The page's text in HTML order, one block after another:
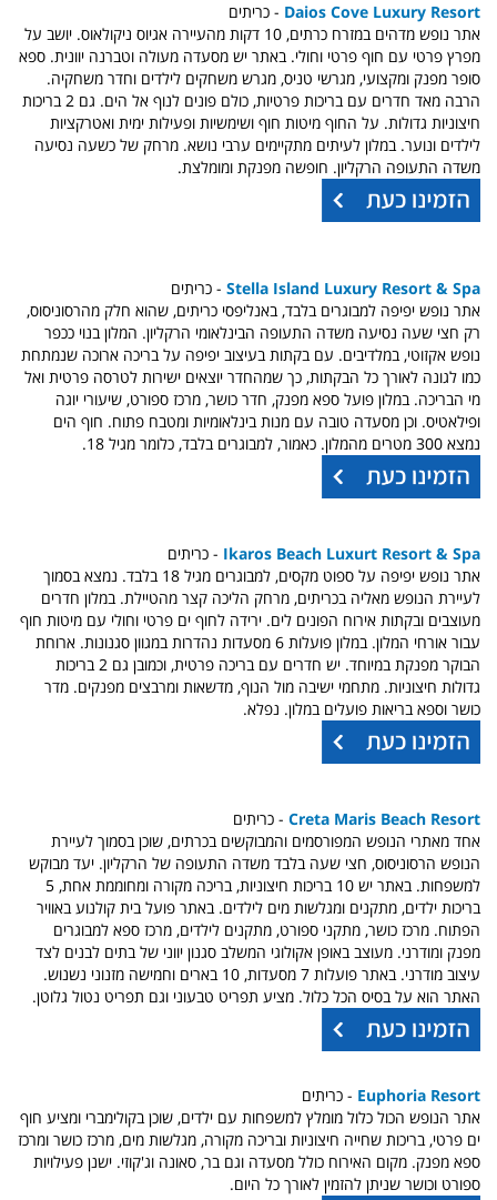
Daios Cove Luxury Resort - כריתים
אתר נופש מדהים במזרח כרתים, 10 דקות מהעיירה אגיוס ניקולאוס. יושב על
מפרץ פרטי עם חוף פרטי וחולי. באתר יש מסעדה מעולה וטברנה יוונית. ספא
סופר מפנק ומקצועי, מגרשי טניס, מגרש משחקים לילדים וחדר משחקיה.
הרבה מאד חדרים עם בריכות פרטיות, כולם פונים לנוף אל הים. גם 2 בריכות
חיצוניות גדולות. על החוף מיטות חוף ושימשיות ופעילות ימית ואטרקציות
לילדים ונוער. במלון לעיתים מתקיימים ערבי נושא. מרחק של כשעה נסיעה
משדה התעופה הרקליון. חופשה מפנקת ומומלצת.
Stella Island Luxury Resort & Spa - כריתים
אתר נופש יפיפה למבוגרים בלבד, באנליפסי כריתים, שהוא חלק מהרסוניסוס,
רק חצי שעה נסיעה משדה התעופה הבינלאומי הרקליון. המלון בנוי ככפר
נופש אקזוטי, במלדיבים. עם בקתות בעיצוב יפיפה על בריכה ארוכה שנמתחת
כמו לגונה לאורך כל הבקתות, כך שמהחדר יוצאים ישירות לטרסה פרטית ואל
מי הבריכה. במלון פועל ספא מפנק, חדר כושר, מרכז ספורט, שיעורי יוגה
ופילאטיס. וכן מסעדה טובה עם מנות בינלאומיות ומטבח פתוח. חוף הים
נמצא 300 מטרים מהמלון. כאמור, למבוגרים בלבד, כלומר מגיל 18.
Ikaros Beach Luxurt Resort & Spa - כריתים
אתר נופש יפיפה על ספוט מקסים, למבוגרים מגיל 18 בלבד. נמצא בסמוך
לעיירת הנופש מאליה בכריתים, מרחק הליכה קצר מהטיילת. במלון חדרים
מעוצבים ובקתות אירוח הפונים לים. ירידה לחוף ים פרטי וחולי עם מיטות חוף
עבור אורחי המלון. במלון פועלות 6 מסעדות נהדרות במגוון סגנונות. ארוחת
הבוקר מפנקת במיוחד. יש חדרים עם בריכה פרטית, וכמובן גם 2 בריכות
גדולות חיצוניות. מתחמי ישיבה מול הנוף, מדשאות ומרבצים מפנקים. מדר
כושר וספא בריאות פועלים במלון. נפלא.
Creta Maris Beach Resort - כריתים
אחד מאתרי הנופש המפורסמים והמבוקשים בכרתים, שוכן בסמוך לעיירת
הנופש הרסוניסוס, חצי שעה בלבד משדה התעופה של הרקליון. יעד מבוקש
למשפחות. באתר יש 10 בריכות חיצוניות, בריכה מקורה ומחוממת אחת, 5
בריכות ילדים, מתקנים ומגלשות מים לילדים. באתר פועל בית קולנוע באוויר
הפתוח. מרכז כושר, מתקני ספורט, מתקנים לילדים, מרכז ספא למבוגרים
מפנק ומודרני. מעוצב באופן אקולוגי המשלב סגנון יווני של בתים לבנים לצד
עיצוב מודרני. באתר פועלות 7 מסעדות, 10 בארים וחמישה מזנוני נשנוש.
האתר הוא על בסיס הכל כלול. מציע תפריט טבעוני וגם תפריט נטול גלוטן.
Euphoria Resort - כריתים
אתר הנופש הכול כלול מומלץ למשפחות עם ילדים, שוכן בקולימברי ומציע חוף
ים פרטי, בריכות שחייה חיצוניות ובריכה מקורה, מגלשות מים, מרכז כושר ומרכז
ספא מפנק. מקום האירוח כולל מסעדה וגם בר, סאונה וג'קוזי. ישנן פעילויות
ספורט וכושר שניתן להזמין לאורך כל היום.